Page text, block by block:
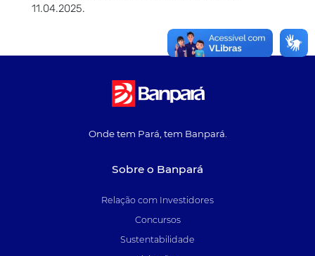
11.04.2025.
Onde tem Pará, tem Banpará.
Sobre o Banpará
Relação com Investidores
Concursos
Sustentabilidade